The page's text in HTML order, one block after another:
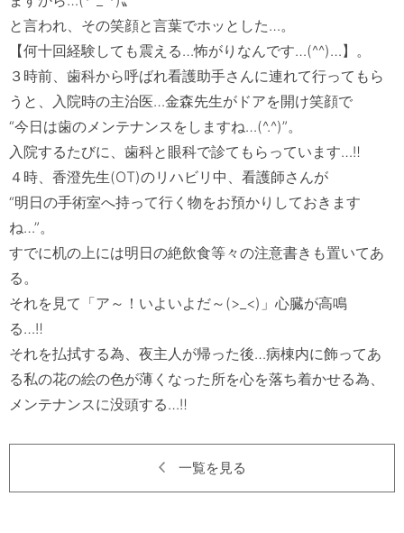
と言われ、その笑顔と言葉でホッとした…。
【何十回経験しても震える…怖がりなんです…(^^)…】。
３時前、歯科から呼ばれ看護助手さんに連れて行ってもら
うと、入院時の主治医…金森先生がドアを開け笑顔で
“今日は歯のメンテナンスをしますね…(^.^)”。
入院するたびに、歯科と眼科で診てもらっています…‼
４時、香澄先生(OT)のリハビリ中、看護師さんが
“明日の手術室へ持って行く物をお預かりしておきます
ね…”。
すでに机の上には明日の絶飲食等々の注意書きも置いてあ
る。
それを見て「ア～！いよいよだ～(>_<)」心臓が高鳴
る…‼
それを払拭する為、夜主人が帰った後…病棟内に飾ってあ
る私の花の絵の色が薄くなった所を心を落ち着かせる為、
一覧を見る